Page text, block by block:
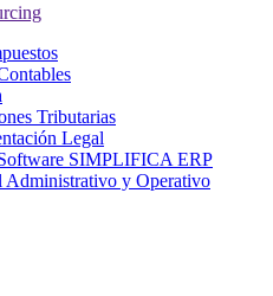
Tributarias
Legal
SIMPLIFICA ERP
Administrativo y Operativo